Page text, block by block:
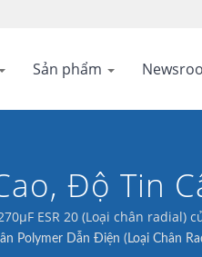
Sản phẩm
Độ Tin
ESR 20 (Loại chân
Polymer Dẫn Điện (Loại Chân